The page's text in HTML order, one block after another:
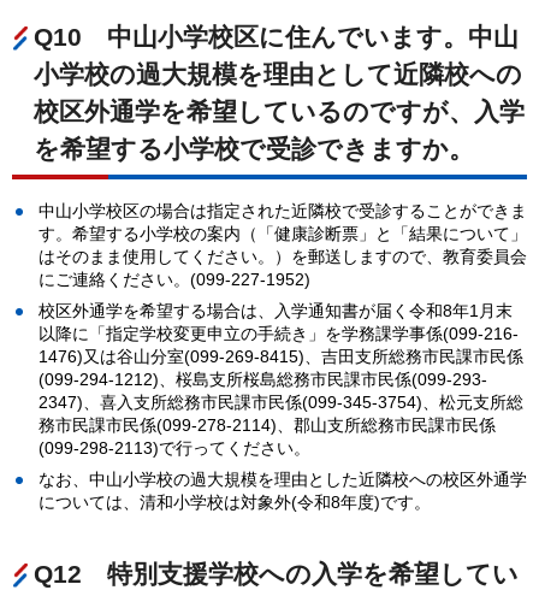
Q10 中山小学校区に住んでいます。中山
小学校の過大規模を理由として近隣校への
校区外通学を希望しているのですが、入学
を希望する小学校で受診できますか。
中山小学校区の場合は指定された近隣校で受診することができま
す。希望する小学校の案内（「健康診断票」と「結果について」
はそのまま使用してください。）を郵送しますので、教育委員会
にご連絡ください。(099-227-1952)
校区外通学を希望する場合は、入学通知書が届く令和8年1月末
以降に「指定学校変更申立の手続き」を学務課学事係(099-216-
1476)又は谷山分室(099-269-8415)、吉田支所総務市民課市民係
(099-294-1212)、桜島支所桜島総務市民課市民係(099-293-
2347)、喜入支所総務市民課市民係(099-345-3754)、松元支所総
務市民課市民係(099-278-2114)、郡山支所総務市民課市民係
(099-298-2113)で行ってください。
なお、中山小学校の過大規模を理由とした近隣校への校区外通学
については、清和小学校は対象外(令和8年度)です。
Q12 特別支援学校への入学を希望してい